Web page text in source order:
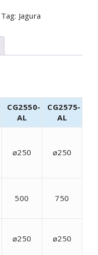
Tag: Jagura
CG2550-
AL
CG2575-
AL
⌀250 ⌀250
500 750
⌀250 ⌀250